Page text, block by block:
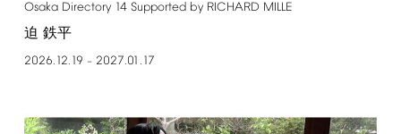
Osaka Directory 14 Supported by RICHARD MILLE
迫 鉄平
2026.12.19 – 2027.01.17